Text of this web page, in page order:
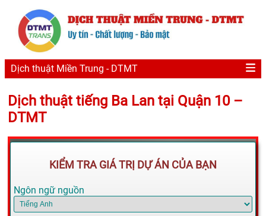
Dịch thuật Miền Trung - DTMT
Dịch thuật tiếng Ba Lan tại Quận 10 –
DTMT
KIỂM TRA GIÁ TRỊ DỰ ÁN CỦA BẠN
Ngôn ngữ nguồn